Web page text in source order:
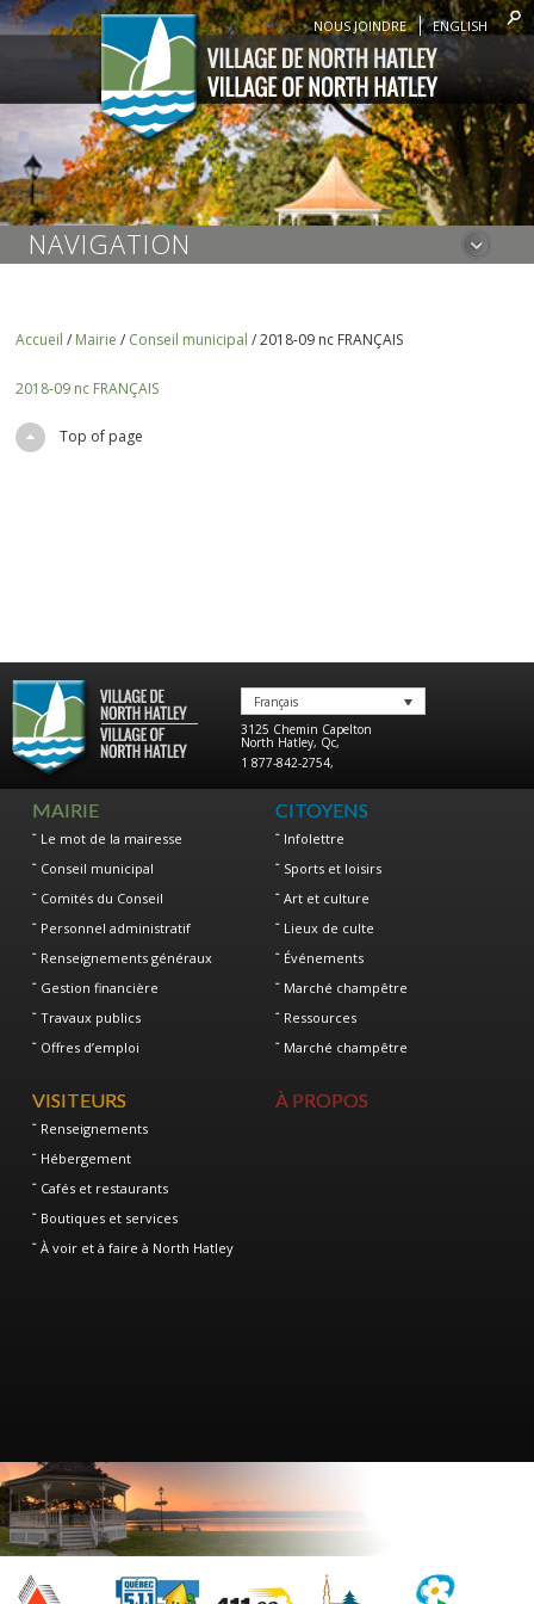
NOUS JOINDRE ENGLISH
NAVIGATION
Accueil / Mairie / Conseil municipal /2018-09 nc FRANÇAIS
2018-09 nc FRANÇAIS
Top of page
Français
3125 Chemin Capelton
North Hatley, Qc,
1 877-842-2754,
MAIRIE
Le mot de la mairesse
Conseil municipal
Comités du Conseil
Personnel administratif
Renseignements généraux
Gestion financière
Travaux publics
Offres d’emploi
CITOYENS
Infolettre
Sports et loisirs
Art et culture
Lieux de culte
Événements
Marché champêtre
Ressources
Marché champêtre
VISITEURS
Renseignements
Hébergement
Cafés et restaurants
Boutiques et services
À voir et à faire à North Hatley
À PROPOS